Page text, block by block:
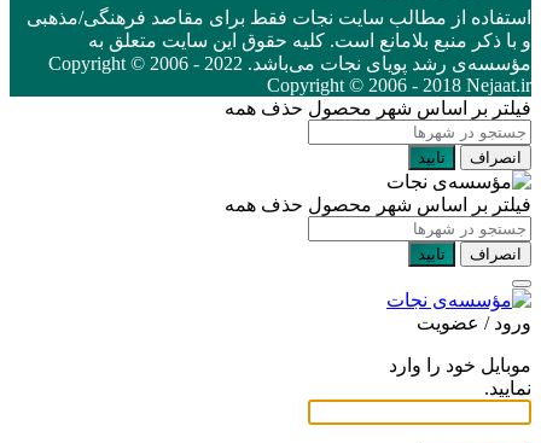
استفاده از مطالب سایت نجات فقط برای مقاصد فرهنگی/مذهبی
و با ذکر منبع بلامانع است. کلیه حقوق این سایت متعلق به
مؤسسه‌ی رشد پویای نجات می‌باشد. Copyright © 2006 - 2022
Copyright © 2006 - 2018 Nejaat.ir
فیلتر بر اساس شهر محصول حذف همه
انصراف تایید
فیلتر بر اساس شهر محصول حذف همه
انصراف تایید
ورود / عضویت
موبایل خود را وارد
نمایید.